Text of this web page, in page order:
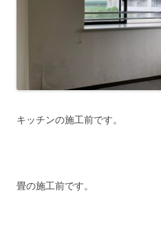
キッチンの施工前です。
畳の施工前です。